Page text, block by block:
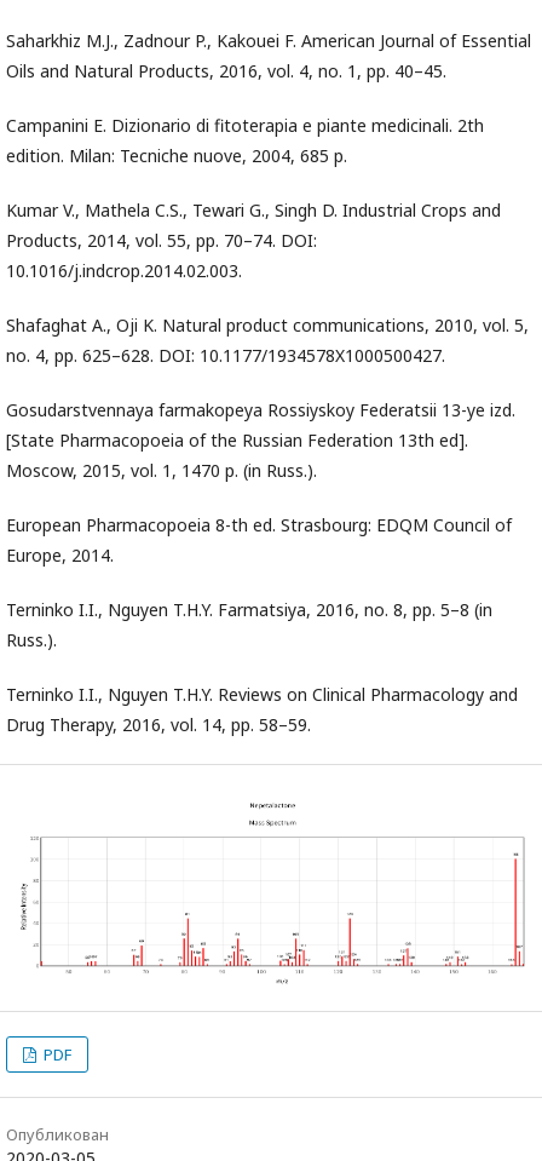
Saharkhiz M.J., Zadnour P., Kakouei F. American Journal of Essential
Oils and Natural Products, 2016, vol. 4, no. 1, pp. 40–45.
Campanini E. Dizionario di fitoterapia e piante medicinali. 2th
edition. Milan: Tecniche nuove, 2004, 685 p.
Kumar V., Mathela C.S., Tewari G., Singh D. Industrial Crops and
Products, 2014, vol. 55, pp. 70–74. DOI:
10.1016/j.indcrop.2014.02.003.
Shafaghat A., Oji K. Natural product communications, 2010, vol. 5,
no. 4, pp. 625–628. DOI: 10.1177/1934578X1000500427.
Gosudarstvennaya farmakopeya Rossiyskoy Federatsii 13-ye izd.
[State Pharmacopoeia of the Russian Federation 13th ed].
Moscow, 2015, vol. 1, 1470 p. (in Russ.).
European Pharmacopoeia 8-th ed. Strasbourg: EDQM Council of
Europe, 2014.
Terninko I.I., Nguyen T.H.Y. Farmatsiya, 2016, no. 8, pp. 5–8 (in
Russ.).
Terninko I.I., Nguyen T.H.Y. Reviews on Clinical Pharmacology and
Drug Therapy, 2016, vol. 14, pp. 58–59.
PDF
Опубликован